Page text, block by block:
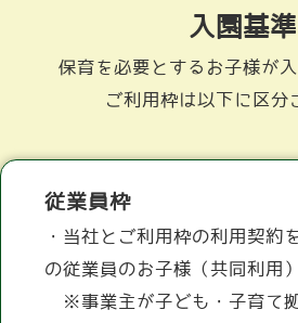
入園基準
保育を必要とするお子様が入
ご利用枠は以下に区分
従業員枠
・当社とご利用枠の利用契約
の従業員のお子様（共同利用）
※事業主が子ども・子育て